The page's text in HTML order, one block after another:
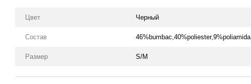
Цвет Черный
Состав
Размер S/M